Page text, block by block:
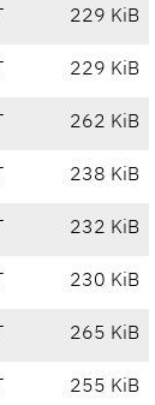
229 KiB
229 KiB
262 KiB
238 KiB
232 KiB
230 KiB
265 KiB
255 KiB